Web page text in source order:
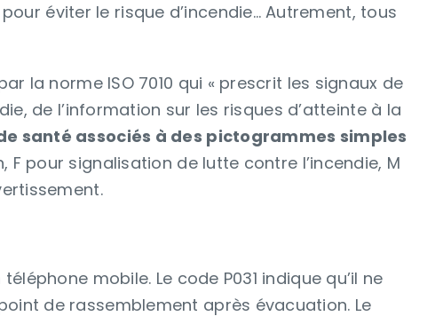
éviter le risque d’incendie… Autrement, tous
la norme ISO 7010 qui « prescrit les signaux de
de l’information sur les risques d’atteinte à la
santé associés à des pictogrammes simples
pour signalisation de lutte contre l’incendie, M
mobile. Le code P031 indique qu’il ne
de rassemblement après évacuation. Le